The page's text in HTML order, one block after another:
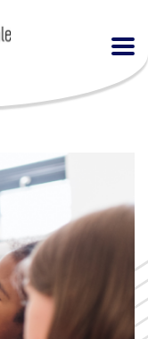
Mercier »